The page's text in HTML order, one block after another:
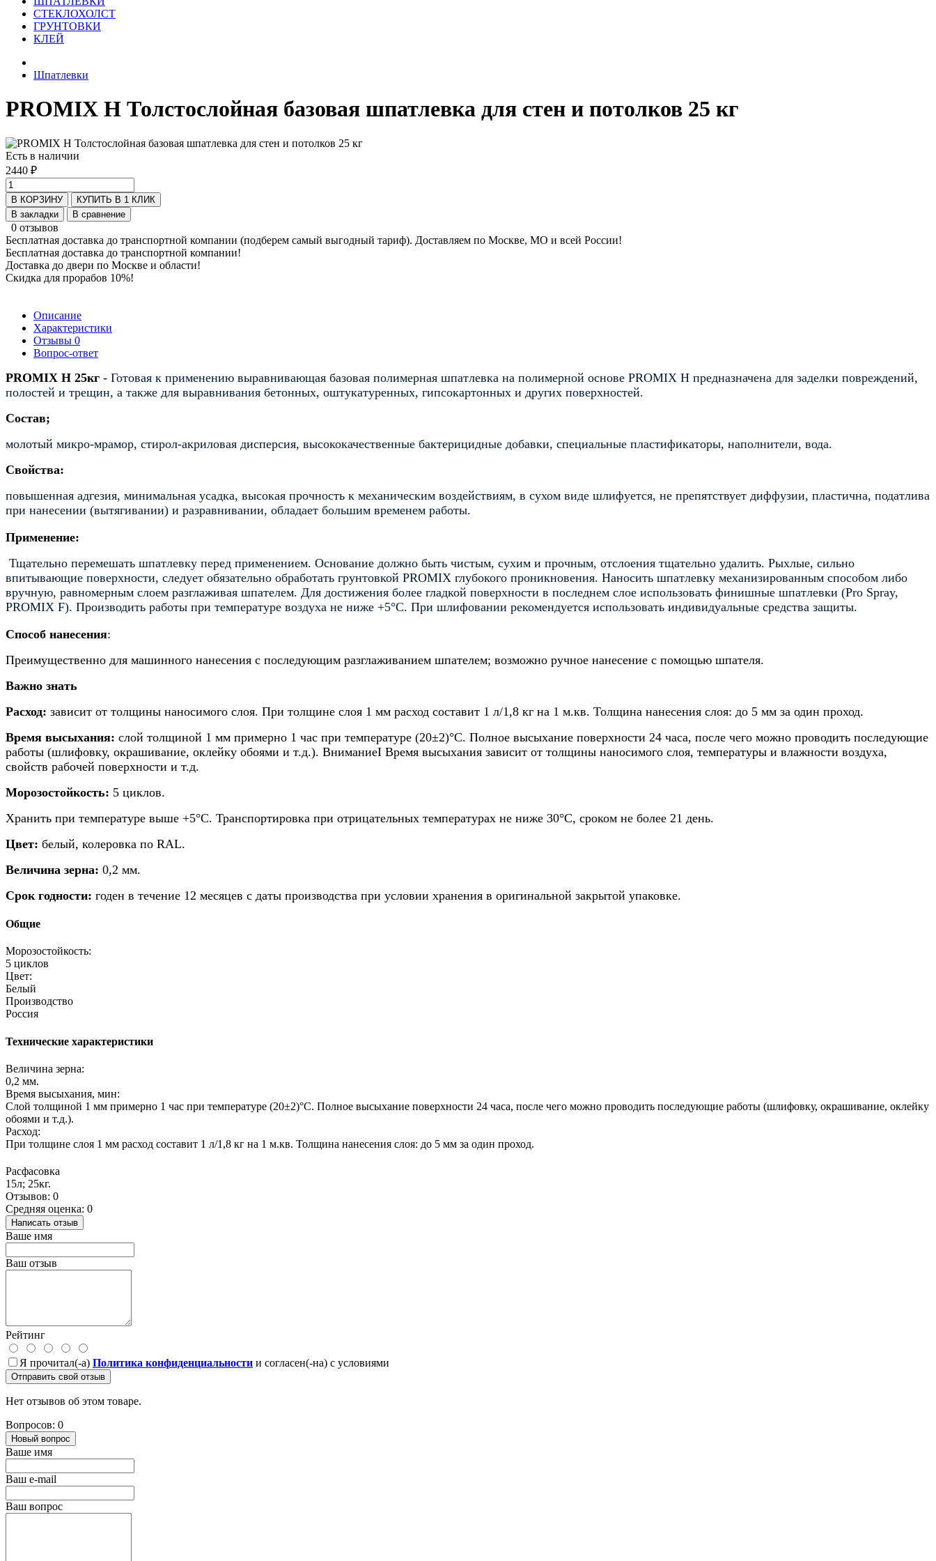
СТЕКЛОХОЛСТ
ГРУНТОВКИ
КЛЕЙ
Шпатлевки
PROMIX H Толстослойная базовая шпатлевка для стен и потолков 25 кг
Есть в наличии
2440 ₽
В КОРЗИНУ
КУПИТЬ В 1 КЛИК
В закладки
В сравнение
0 отзывов
Бесплатная доставка до транспортной компании (подберем самый выгодный тариф). Доставляем по Москве, МО и всей России!
Бесплатная доставка до транспортной компании!
Доставка до двери по Москве и области!
Скидка для прорабов 10%!
Описание
Характеристики
Отзывы 0
Вопрос-ответ
PROMIX H 25кг - Готовая к применению выравнивающая базовая полимерная шпатлевка на полимерной основе PROMIX H предназначена для заделки повреждений,
полостей и трещин, а также для выравнивания бетонных, оштукатуренных, гипсокартонных и других поверхностей.
Состав;
молотый микро-мрамор, стирол-акриловая дисперсия, высококачественные бактерицидные добавки, специальные пластификаторы, наполнители, вода.
Свойства:
повышенная адгезия, минимальная усадка, высокая прочность к механическим воздействиям, в сухом виде шлифуется, не препятствует диффузии, пластична, податлива
при нанесении (вытягивании) и разравнивании, обладает большим временем работы.
Применение:
Тщательно перемешать шпатлевку перед применением. Основание должно быть чистым, сухим и прочным, отслоения тщательно удалить. Рыхлые, сильно
впитывающие поверхности, следует обязательно обработать грунтовкой PROMIX глубокого проникновения. Наносить шпатлевку механизированным способом либо
вручную, равномерным слоем разглаживая шпателем. Для достижения более гладкой поверхности в последнем слое использовать финишные шпатлевки (Pro Spray,
PROMIX F). Производить работы при температуре воздуха не ниже +5°С. При шлифовании рекомендуется использовать индивидуальные средства защиты.
Способ нанесения:
Преимущественно для машинного нанесения с последующим разглаживанием шпателем; возможно ручное нанесение с помощью шпателя.
Важно знать
Расход: зависит от толщины наносимого слоя. При толщине слоя 1 мм расход составит 1 л/1,8 кг на 1 м.кв. Толщина нанесения слоя: до 5 мм за один проход.
Время высыхания: слой толщиной 1 мм примерно 1 час при температуре (20±2)°С. Полное высыхание поверхности 24 часа, после чего можно проводить последующие
работы (шлифовку, окрашивание, оклейку обоями и т.д.). ВниманиеI Время высыхания зависит от толщины наносимого слоя, температуры и влажности воздуха,
свойств рабочей поверхности и т.д.
Морозостойкость: 5 циклов.
Хранить при температуре выше +5°С. Транспортировка при отрицательных температурах не ниже 30°С, сроком не более 21 день.
Цвет: белый, колеровка по RAL.
Величина зерна: 0,2 мм.
Срок годности: годен в течение 12 месяцев с даты производства при условии хранения в оригинальной закрытой упаковке.
Общие
Морозостойкость:
5 циклов
Цвет:
Белый
Производство
Россия
Технические характеристики
Величина зерна:
0,2 мм.
Время высыхания, мин:
Слой толщиной 1 мм примерно 1 час при температуре (20±2)°С. Полное высыхание поверхности 24 часа, после чего можно проводить последующие работы (шлифовку, окрашивание, оклейку
обоями и т.д.).
Расход:
При толщине слоя 1 мм расход составит 1 л/1,8 кг на 1 м.кв. Толщина нанесения слоя: до 5 мм за один проход.
Расфасовка
15л; 25кг.
Отзывов: 0
Средняя оценка: 0
Написать отзыв
Ваше имя
Ваш отзыв
Рейтинг
Я прочитал(-а) Политика конфиденциальности и согласен(-на) с условиями
Отправить свой отзыв
Нет отзывов об этом товаре.
Вопросов: 0
Новый вопрос
Ваше имя
Ваш e-mail
Ваш вопрос